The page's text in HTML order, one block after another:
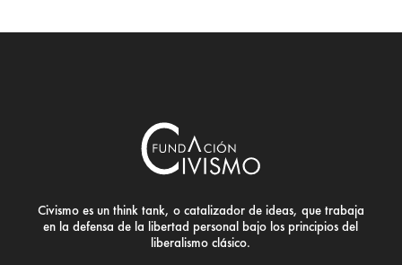
Civismo es un think tank, o catalizador de ideas, que trabaja
en la defensa de la libertad personal bajo los principios del
liberalismo clásico.